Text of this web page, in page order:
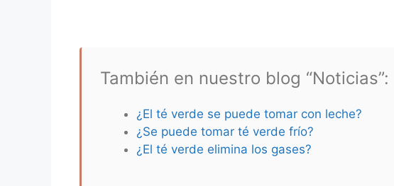
También en nuestro blog “Noticias”:
¿El té verde se puede tomar con leche?
¿Se puede tomar té verde frío?
¿El té verde elimina los gases?